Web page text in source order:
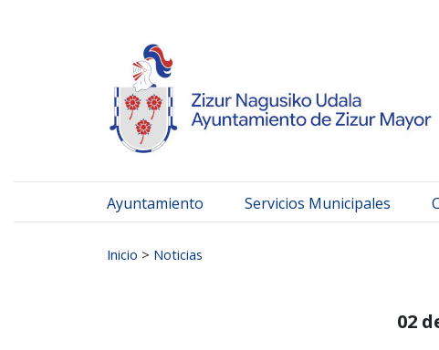
Ayuntamiento Servicios Municipales
Inicio > Noticias
02